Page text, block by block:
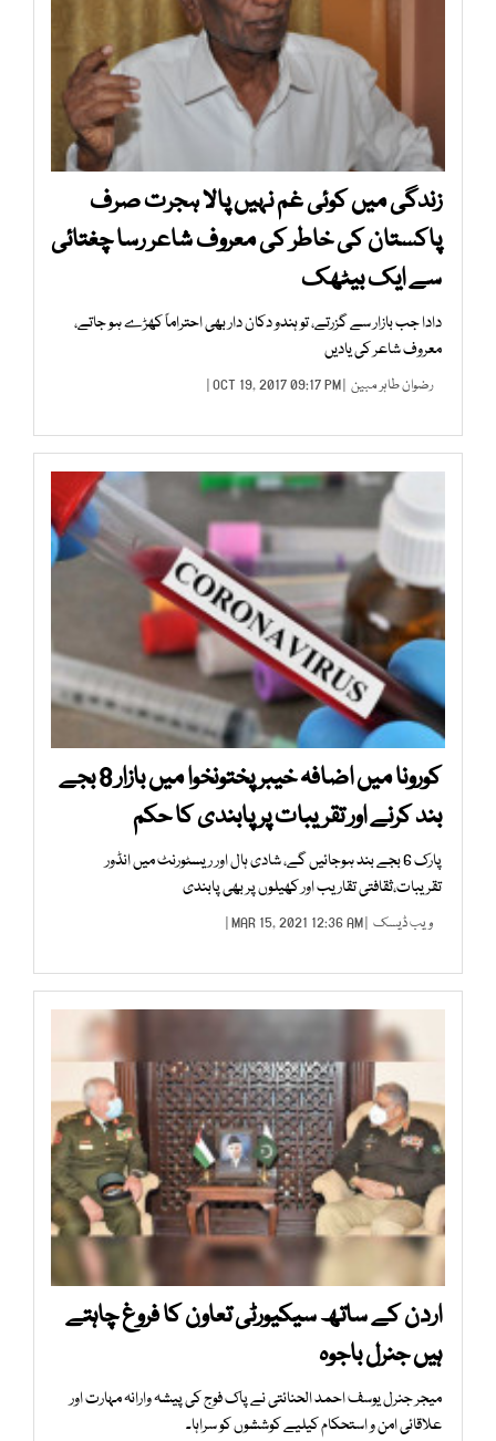
زندگی میں کوئی غم نہیں پالا ہجرت صرف
پاکستان کی خاطر کی معروف شاعر رسا چغتائی
سے ایک بیٹھک
دادا جب بازار سے گزرتے، تو ہندو دکان دار بھی احتراماً کھڑے ہو جاتے،
معروف شاعر کی یادیں
رضوان طاہر مبین | OCT 19, 2017 09:17 PM |
کورونا میں اضافہ خیبر پختونخوا میں بازار 8 بجے
بند کرنے اور تقریبات پر پابندی کا حکم
پارک 6 بجے بند ہوجائیں گے، شادی ہال اور ریسٹورنٹ میں انڈور
تقریبات،ثقافتی تقاریب اور کھیلوں پر بھی پابندی
ویب ڈیسک | MAR 15, 2021 12:36 AM |
اردن کے ساتھ سیکیورٹی تعاون کا فروغ چاہتے
ہیں جنرل باجوہ
میجر جنرل یوسف احمد الحنائتی نے پاک فوج کی پیشہ وارانہ مہارت اور
علاقائی امن و استحکام کیلیے کوششوں کو سراہا۔